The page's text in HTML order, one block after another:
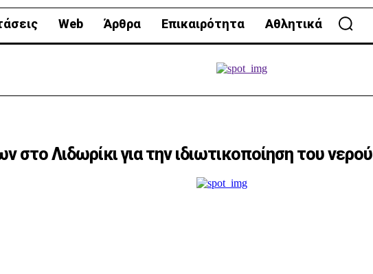
Web Άρθρα Επικαιρότητα Αθλητικά
Λιδωρίκι για την ιδιωτικοποίηση του νερού